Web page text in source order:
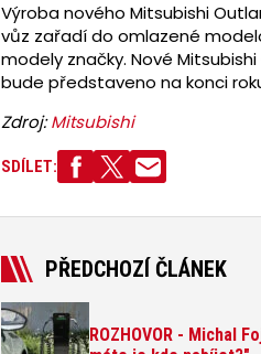
Výroba nového Mitsubishi
vůz zařadí do omlazené
modely značky. Nové
bude představeno na konci
Zdroj:Mitsubishi
SDÍLET:
PŘEDCHOZÍ ČLÁNEK
ROZHOVOR - Michal